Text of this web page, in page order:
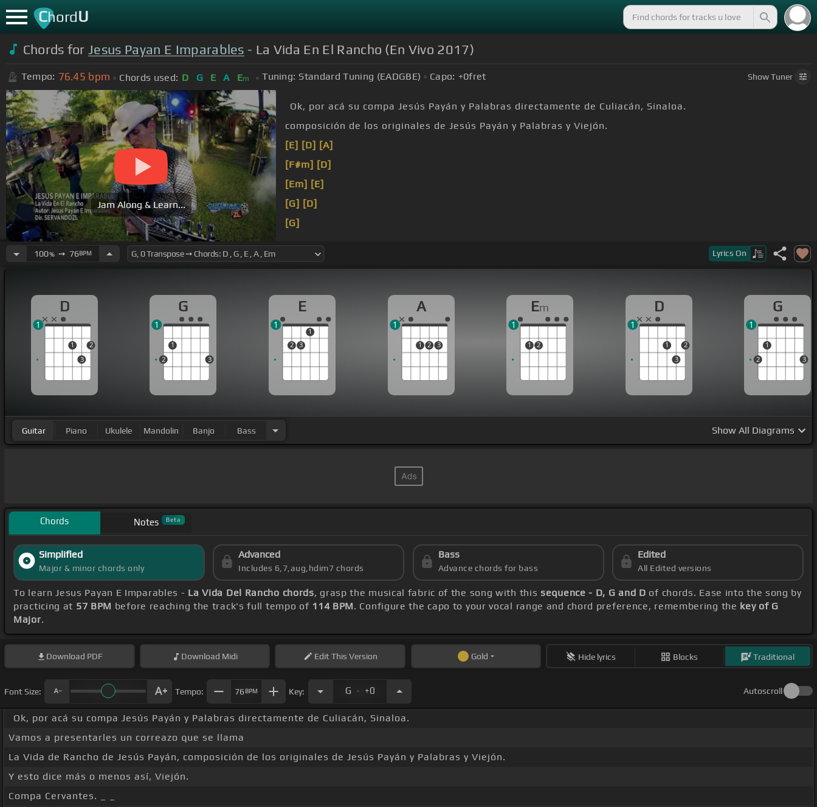
ChordU
Chords forJesus Payan E Imparables - La Vida En El Rancho (En Vivo 2017)
Tempo: 76.45 bpm Chords used: D G E A Em Tuning: Standard Tuning (EADGBE) Capo: +0fret ShowTuner
Jam Along & Learn...
Ok, por acá su compa Jesús Payán y Palabras directamente de Culiacán, Sinaloa.
composición de los originales de Jesús Payán y Palabras y Viejón.
[E] [D] [A]
[F#m] [D]
[Em] [E]
[G] [D]
[G]
100%➙ 76BPM Lyrics On
D
1
3
2
1
G
2
1
3
1
E
2 3
1
1
A
1 2 3
1
Em
1 2
1
D
1
3
2
1
G
2
1
3
1
Guitar Piano Ukulele Mandolin Banjo Bass Show All Diagrams
Chords Notes Beta
Simplified
Major & minor chords only
Advanced
Includes 6,7,aug,hdim7 chords
Bass
Advance chords for bass
Edited
All Edited versions
To learn Jesus Payan E Imparables - La Vida Del Rancho chords, grasp the musical fabric of the song with thissequence - D, G and D of chords. Ease into the song by
practicing at 57 BPM before reaching the track's full tempo of 114 BPM. Configure the capo to your vocal range and chord preference, remembering the key of G
Major.
Download PDF Download Midi EditThis Version Gold Hide lyrics Blocks Traditional
Font Size: Tempo: 76 BPM Key: G . +0 Autoscroll
Ok, por acá su compa Jesús Payán y Palabras directamente de Culiacán, Sinaloa.
Vamos a presentarles un correazo que se llama
La Vida de Rancho de Jesús Payán, composición de los originales de Jesús Payán y Palabras y Viejón.
Y esto dice más o menos así, Viejón.
Compa Cervantes. _ _